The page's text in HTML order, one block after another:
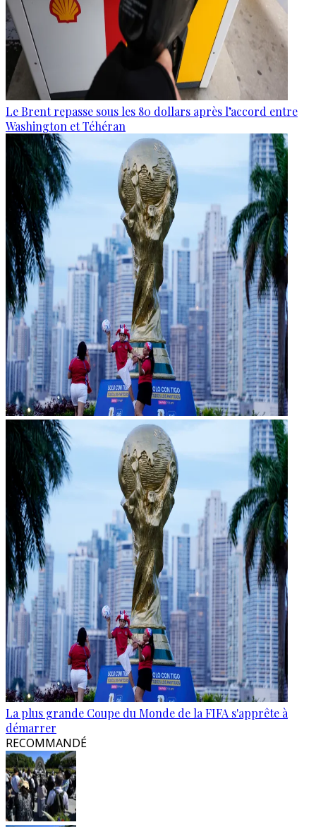
Le Brent repasse sous les 80 dollars après l’accord entre
Washington et Téhéran
La plus grande Coupe du Monde de la FIFA s'apprête à
démarrer
RECOMMANDÉ